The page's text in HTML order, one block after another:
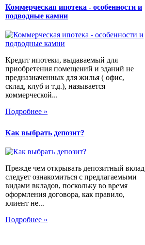
Коммерческая ипотека - особенности и
подводные камни
Кредит ипотеки, выдаваемый для
приобретения помещений и зданий не
предназначенных для жилья ( офис,
склад, клуб и т.д.), называется
коммерческой...
Подробнее »
Как выбрать депозит?
Прежде чем открывать депозитный вклад
следует ознакомиться с предлагаемыми
видами вкладов, поскольку во время
оформления договора, как правило,
клиент не...
Подробнее »